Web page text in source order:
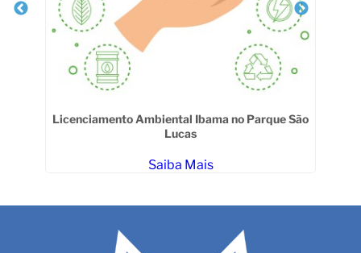
Licenciamento Ambiental Ibama no Parque São
Lucas
Saiba Mais